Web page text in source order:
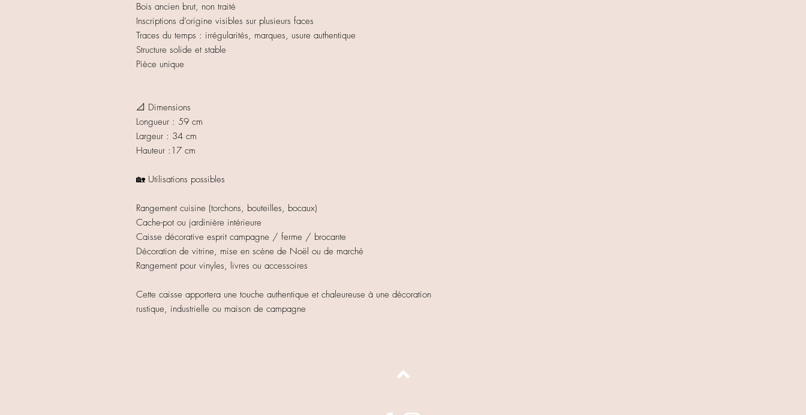
Bois ancien brut, non traité
Inscriptions d’origine visibles sur plusieurs faces
Traces du temps : irrégularités, marques, usure authentique
Structure solide et stable
Pièce unique
📐 Dimensions
Longueur : 59 cm
Largeur : 34 cm
Hauteur :17 cm
🏡 Utilisations possibles
Rangement cuisine (torchons, bouteilles, bocaux)
Cache-pot ou jardinière intérieure
Caisse décorative esprit campagne / ferme / brocante
Décoration de vitrine, mise en scène de Noël ou de marché
Rangement pour vinyles, livres ou accessoires
Cette caisse apportera une touche authentique et chaleureuse à une décoration
rustique, industrielle ou maison de campagne